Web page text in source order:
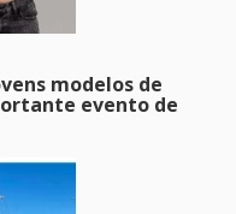
modelos de
evento de